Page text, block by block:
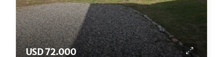
USD 72.000